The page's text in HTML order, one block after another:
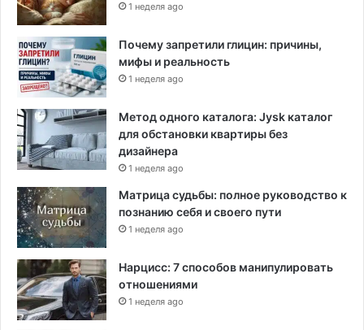
1 неделя ago
Почему запретили глицин: причины,
мифы и реальность
1 неделя ago
Метод одного каталога: Jysk каталог
для обстановки квартиры без
дизайнера
1 неделя ago
Матрица судьбы: полное руководство к
познанию себя и своего пути
1 неделя ago
Нарцисс: 7 способов манипулировать
отношениями
1 неделя ago